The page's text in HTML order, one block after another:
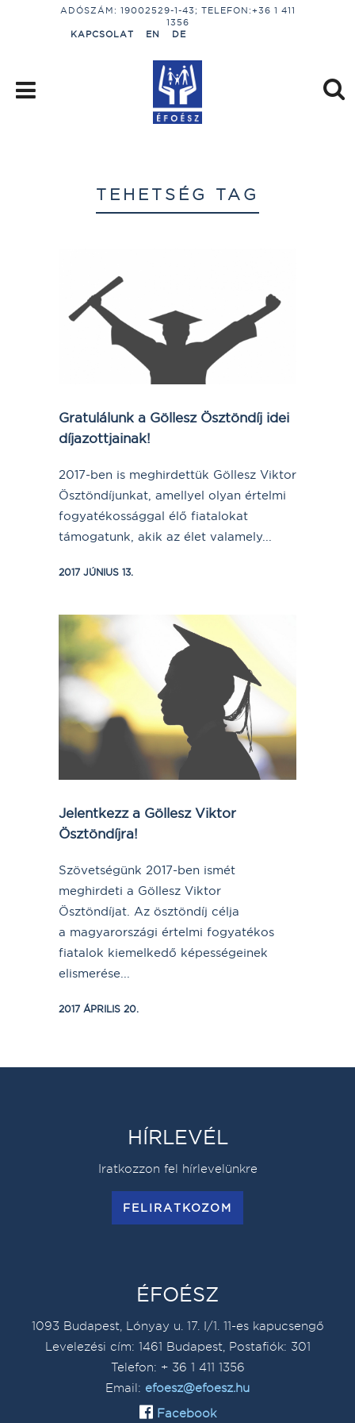
ADÓSZÁM: 19002529-1-43; TELEFON:+36 1 411
1356
KAPCSOLAT
EN DE
TEHETSÉG TAG
Gratulálunk a Göllesz Ösztöndíj idei
díjazottjainak!
2017-ben is meghirdettük Göllesz Viktor
Ösztöndíjunkat, amellyel olyan értelmi
fogyatékossággal élő fiatalokat
támogatunk, akik az élet valamely...
2017 JÚNIUS 13.
Jelentkezz a Göllesz Viktor
Ösztöndíjra!
Szövetségünk 2017-ben ismét
meghirdeti a Göllesz Viktor
Ösztöndíjat. Az ösztöndíj célja
a magyarországi értelmi fogyatékos
fiatalok kiemelkedő képességeinek
elismerése...
2017 ÁPRILIS 20.
HÍRLEVÉL
Iratkozzon fel hírlevelünkre
FELIRATKOZOM
ÉFOÉSZ
1093 Budapest, Lónyay u. 17. I/1. 11-es kapucsengő
Levelezési cím: 1461 Budapest, Postafiók: 301
Telefon: + 36 1 411 1356
Email: efoesz@efoesz.hu
Facebook